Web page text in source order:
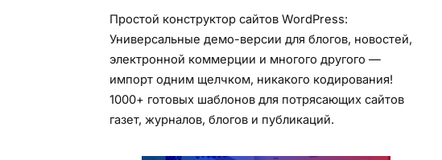
Простой конструктор сайтов WordPress:
Универсальные демо-версии для блогов, новостей,
электронной коммерции и многого другого —
импорт одним щелчком, никакого кодирования!
1000+ готовых шаблонов для потрясающих сайтов
газет, журналов, блогов и публикаций.